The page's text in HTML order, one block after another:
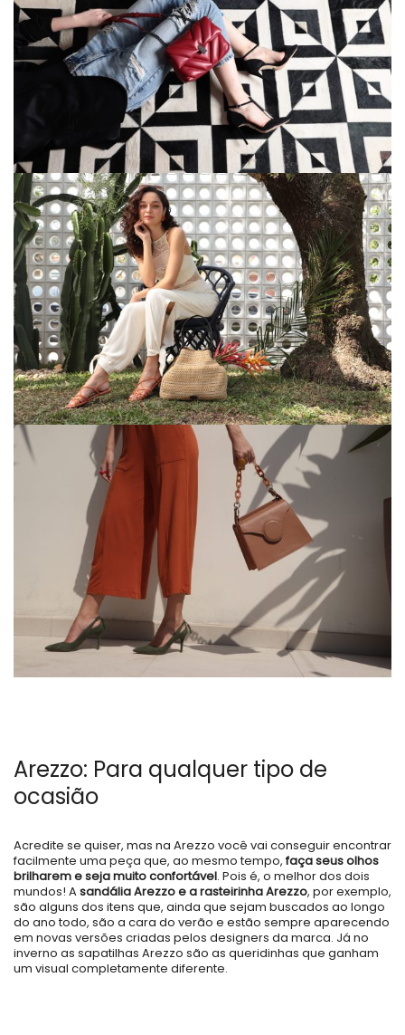
Arezzo: Para qualquer tipo de
ocasião
Acredite se quiser, mas na Arezzo você vai conseguir encontrar
facilmente uma peça que, ao mesmo tempo,faça seus olhos
brilharem e seja muito confortável. Pois é, o melhor dos dois
mundos! Asandália Arezzo e a rasteirinha Arezzo, por exemplo,
são alguns dos itens que, ainda que sejam buscados ao longo
do ano todo, são a cara do verão e estão sempre aparecendo
em novas versões criadas pelos designers da marca. Já no
inverno as sapatilhas Arezzo são as queridinhas que ganham
um visual completamente diferente.